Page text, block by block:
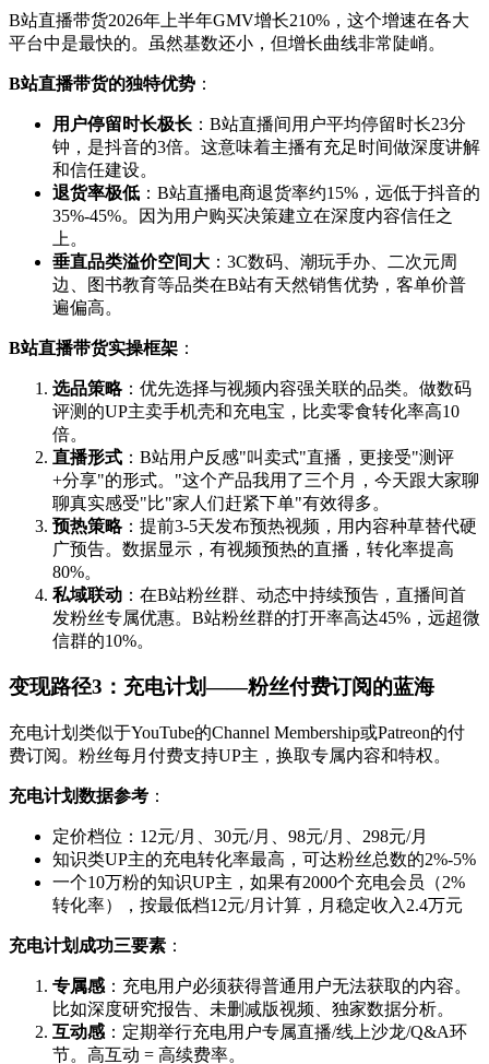
B站直播带货2026年上半年GMV增长210%，这个增速在各大
平台中是最快的。虽然基数还小，但增长曲线非常陡峭。
B站直播带货的独特优势 ：
用户停留时长极长 ：B站直播间用户平均停留时长23分
钟，是抖音的3倍。这意味着主播有充足时间做深度讲解
和信任建设。
退货率极低 ：B站直播电商退货率约15%，远低于抖音的
35%-45%。因为用户购买决策建立在深度内容信任之
上。
垂直品类溢价空间大 ：3C数码、潮玩手办、二次元周
边、图书教育等品类在B站有天然销售优势，客单价普
遍偏高。
B站直播带货实操框架 ：
选品策略：优先选择与视频内容强关联的品类。做数码
评测的UP主卖手机壳和充电宝，比卖零食转化率高10
倍。
直播形式 ：B站用户反感"叫卖式"直播，更接受"测评
+分享"的形式。"这个产品我用了三个月，今天跟大家聊
聊真实感受"比"家人们赶紧下单"有效得多。
预热策略：提前3-5天发布预热视频，用内容种草替代硬
广预告。数据显示，有视频预热的直播，转化率提高
80%。
私域联动 ：在B站粉丝群、动态中持续预告，直播间首
发粉丝专属优惠。B站粉丝群的打开率高达45%，远超微
信群的10%。
变现路径3：充电计划——粉丝付费订阅的蓝海
充电计划类似于YouTube的Channel Membership或Patreon的付
费订阅。粉丝每月付费支持UP主，换取专属内容和特权。
充电计划数据参考 ：
定价档位：12元/月、30元/月、98元/月、298元/月
知识类UP主的充电转化率最高，可达粉丝总数的2%-5%
一个10万粉的知识UP主，如果有2000个充电会员（2%
转化率），按最低档12元/月计算，月稳定收入2.4万元
充电计划成功三要素 ：
专属感 ：充电用户必须获得普通用户无法获取的内容。
比如深度研究报告、未删减版视频、独家数据分析。
互动感 ：定期举行充电用户专属直播/线上沙龙/Q&A环
节。高互动 = 高续费率。